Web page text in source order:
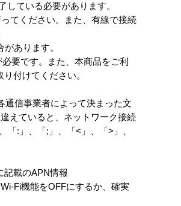
している必要があります。
てください。また、有線で接続
あります。
要です。また、本商品をご利
付けてください。
通信事業者によって決まった文
えていると、ネットワーク接続
「:」、「;」、「<」、「>」、
記載のAPN情報
Fi機能をOFFにするか、確実